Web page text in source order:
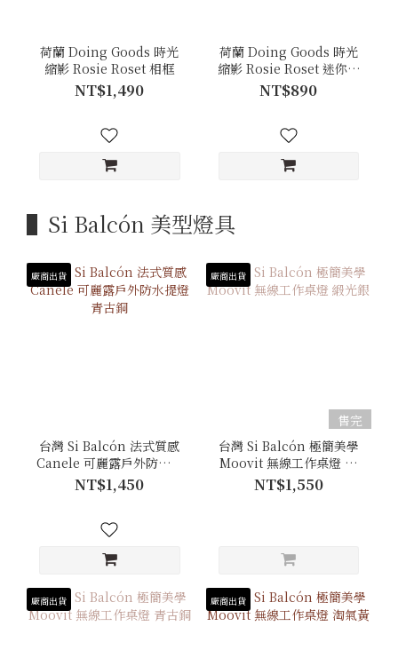
荷蘭 Doing Goods 時光
縮影 Rosie Roset 相框
NT$1,490
荷蘭 Doing Goods 時光
縮影 Rosie Roset 迷你相
框
NT$890
▌Si Balcón 美型燈具
廠商出貨
台灣 Si Balcón 法式質感
Canele 可麗露戶外防水提
燈 青古銅
NT$1,450
廠商出貨
售完
台灣 Si Balcón 極簡美學
Moovit 無線工作桌燈 緞
光銀
NT$1,550
廠商出貨 廠商出貨